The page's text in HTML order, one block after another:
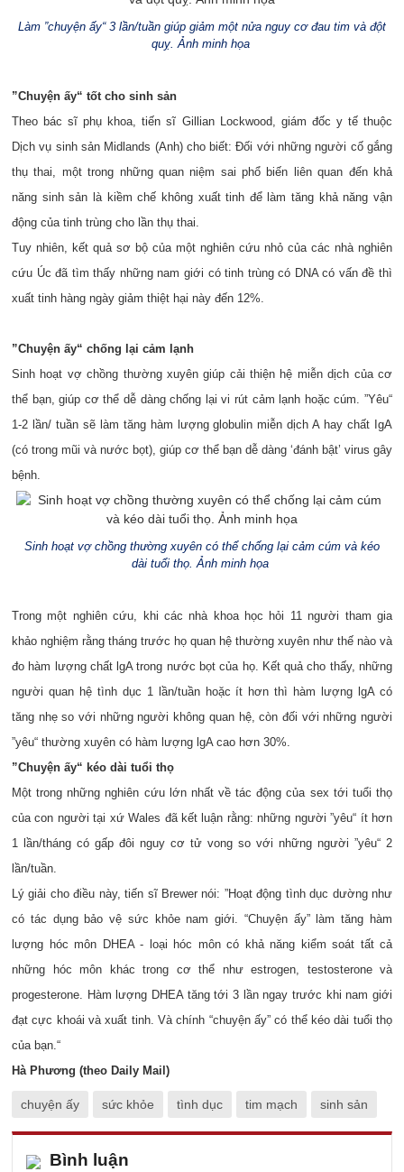
Làm ”chuyện ấy“ 3 lần/tuần giúp giảm một nửa nguy cơ đau tim và đột
quỵ. Ảnh minh họa
”Chuyện ấy“ tốt cho sinh sản
Theo bác sĩ phụ khoa, tiến sĩ Gillian Lockwood, giám đốc y tế thuộc
Dịch vụ sinh sản Midlands (Anh) cho biết: Đối với những người cố gắng
thụ thai, một trong những quan niệm sai phổ biến liên quan đến khả
năng sinh sản là kiềm chế không xuất tinh để làm tăng khả năng vận
động của tinh trùng cho lần thụ thai.
Tuy nhiên, kết quả sơ bộ của một nghiên cứu nhỏ của các nhà nghiên
cứu Úc đã tìm thấy những nam giới có tinh trùng có DNA có vấn đề thì
xuất tinh hàng ngày giảm thiệt hại này đến 12%.
”Chuyện ấy“ chống lại cảm lạnh
Sinh hoạt vợ chồng thường xuyên giúp cải thiện hệ miễn dịch của cơ
thể bạn, giúp cơ thể dễ dàng chống lại vi rút cảm lạnh hoặc cúm. ”Yêu“
1-2 lần/ tuần sẽ làm tăng hàm lượng globulin miễn dịch A hay chất IgA
(có trong mũi và nước bọt), giúp cơ thể bạn dễ dàng ‘đánh bật’ virus gây
bệnh.
Sinh hoạt vợ chồng thường xuyên có thể chống lại cảm cúm và kéo
dài tuổi thọ. Ảnh minh họa
Trong một nghiên cứu, khi các nhà khoa học hỏi 11 người tham gia
khảo nghiệm rằng tháng trước họ quan hệ thường xuyên như thế nào và
đo hàm lượng chất lgA trong nước bọt của họ. Kết quả cho thấy, những
người quan hệ tình dục 1 lần/tuần hoặc ít hơn thì hàm lượng lgA có
tăng nhẹ so với những người không quan hệ, còn đối với những người
”yêu“ thường xuyên có hàm lượng lgA cao hơn 30%.
”Chuyện ấy“ kéo dài tuổi thọ
Một trong những nghiên cứu lớn nhất về tác động của sex tới tuổi thọ
của con người tại xứ Wales đã kết luận rằng: những người ”yêu“ ít hơn
1 lần/tháng có gấp đôi nguy cơ tử vong so với những người ”yêu“ 2
lần/tuần.
Lý giải cho điều này, tiến sĩ Brewer nói: ”Hoạt động tình dục dường như
có tác dụng bảo vệ sức khỏe nam giới. “Chuyện ấy” làm tăng hàm
lượng hóc môn DHEA - loại hóc môn có khả năng kiểm soát tất cả
những hóc môn khác trong cơ thể như estrogen, testosterone và
progesterone. Hàm lượng DHEA tăng tới 3 lần ngay trước khi nam giới
đạt cực khoái và xuất tinh. Và chính “chuyện ấy” có thể kéo dài tuổi thọ
của bạn.“
Hà Phương (theo Daily Mail)
chuyện ấy sức khỏe tình dục tim mạch sinh sản
Bình luận